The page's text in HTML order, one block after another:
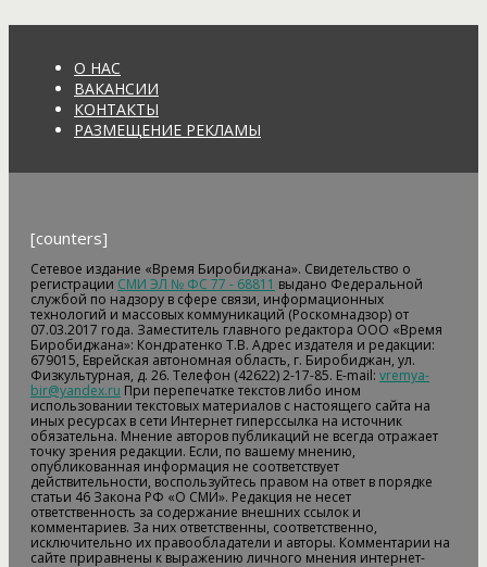
О НАС
ВАКАНСИИ
КОНТАКТЫ
РАЗМЕЩЕНИЕ РЕКЛАМЫ
[counters]
Сетевое издание «Время Биробиджана». Свидетельство о
регистрации СМИ ЭЛ № ФС 77 - 68811 выдано Федеральной
службой по надзору в сфере связи, информационных
технологий и массовых коммуникаций (Роскомнадзор) от
07.03.2017 года. Заместитель главного редактора ООО «Время
Биробиджана»: Кондратенко Т.В. Адрес издателя и редакции:
679015, Еврейская автономная область, г. Биробиджан, ул.
Физкультурная, д. 26. Телефон (42622) 2-17-85. E-mail: vremya-
bir@yandex.ru При перепечатке текстов либо ином
использовании текстовых материалов с настоящего сайта на
иных ресурсах в сети Интернет гиперссылка на источник
обязательна. Мнение авторов публикаций не всегда отражает
точку зрения редакции. Если, по вашему мнению,
опубликованная информация не соответствует
действительности, воспользуйтесь правом на ответ в порядке
статьи 46 Закона РФ «О СМИ». Редакция не несет
ответственность за содержание внешних ссылок и
комментариев. За них ответственны, соответственно,
исключительно их правообладатели и авторы. Комментарии на
сайте приравнены к выражению личного мнения интернет-